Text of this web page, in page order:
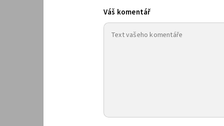
Váš komentář